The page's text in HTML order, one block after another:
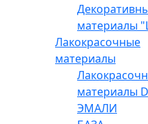
материалы
Лакокрасочные
материалы
материалы
ЭМАЛИ